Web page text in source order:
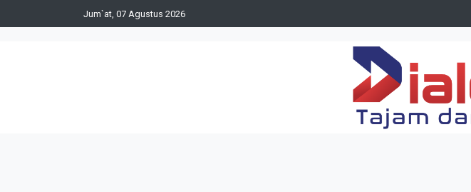
Jum`at, 07 Agustus 2026